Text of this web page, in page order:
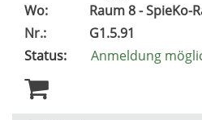
Wo:
Raum 8 - SpieKo-
Nr.:
G1.5.91
Status:
Anmeldung